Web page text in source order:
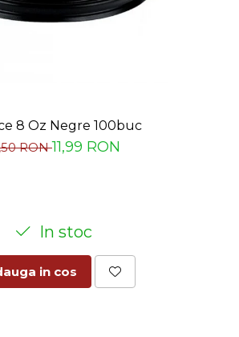
8 Oz Negre 100buc
RON11,99 RON
In stoc
in cos